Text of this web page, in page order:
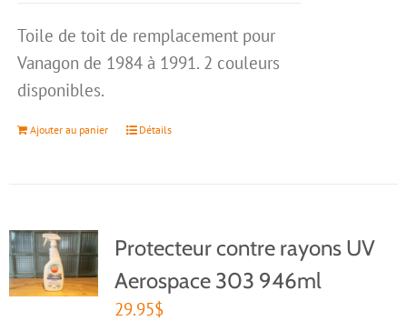
Toile de toit de remplacement pour
Vanagon de 1984 à 1991. 2 couleurs
disponibles.
Ajouter au panier Détails
Protecteur contre rayons UV
Aerospace 303 946ml
29.95$